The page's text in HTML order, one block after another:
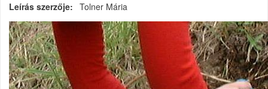
Leírás szerzője
Tolner Mária